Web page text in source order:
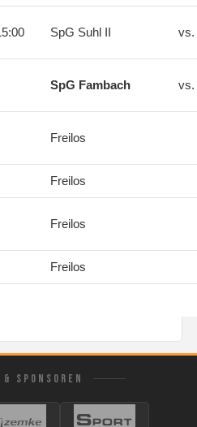
SpG Suhl II vs.
SpG Fambach vs.
Freilos
Freilos
Freilos
Freilos
SPONSOREN